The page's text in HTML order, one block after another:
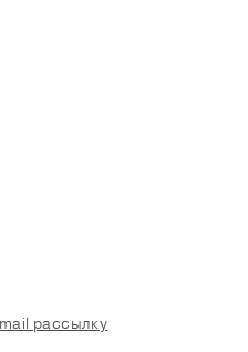
рассылку